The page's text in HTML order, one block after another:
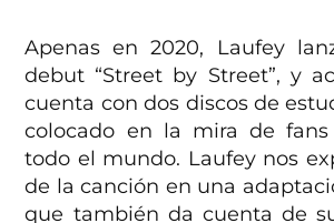
Apenas en 2020, Laufey
debut “Street by Street”, y
cuenta con dos discos de
colocado en la mira de
todo el mundo. Laufey nos
de la canción en una
que también da cuenta de